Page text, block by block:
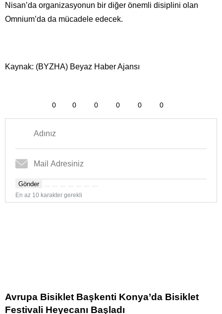
Nisan’da organizasyonun bir diğer önemli disiplini olan
Omnium’da da mücadele edecek.
Kaynak: (BYZHA) Beyaz Haber Ajansı
0 0 0 0 0 0
Gönder
En az 10 karakter gerekli
Avrupa Bisiklet Başkenti Konya’da Bisiklet
Festivali Heyecanı Başladı